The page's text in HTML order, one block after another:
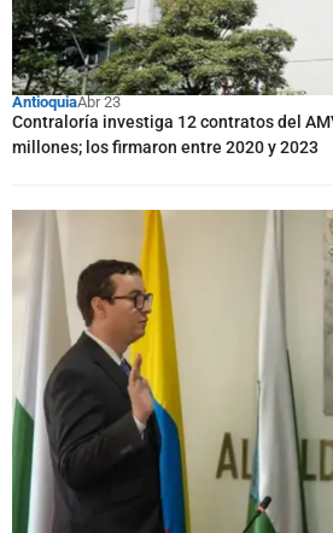
AntioquiaAbr 23
Contraloría investiga 12 contratos del
millones; los firmaron entre 2020 y 2023